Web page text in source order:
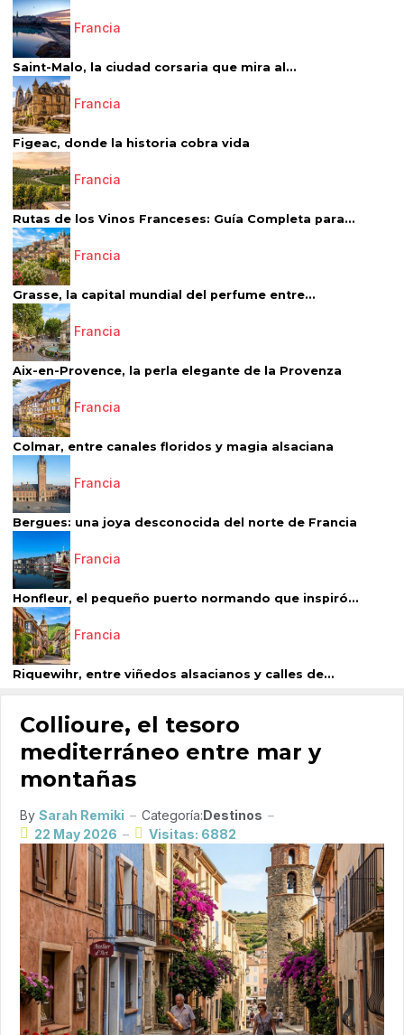
Francia
Saint-Malo, la ciudad corsaria que mira al...
Francia
Figeac, donde la historia cobra vida
Francia
Rutas de los Vinos Franceses: Guía Completa para...
Francia
Grasse, la capital mundial del perfume entre...
Francia
Aix-en-Provence, la perla elegante de la Provenza
Francia
Colmar, entre canales floridos y magia alsaciana
Francia
Bergues: una joya desconocida del norte de Francia
Francia
Honfleur, el pequeño puerto normando que inspiró...
Francia
Riquewihr, entre viñedos alsacianos y calles de...
Collioure, el tesoro
mediterráneo entre mar y
montañas
By Sarah Remiki Categoría:Destinos
22 May 2026
Visitas: 6882